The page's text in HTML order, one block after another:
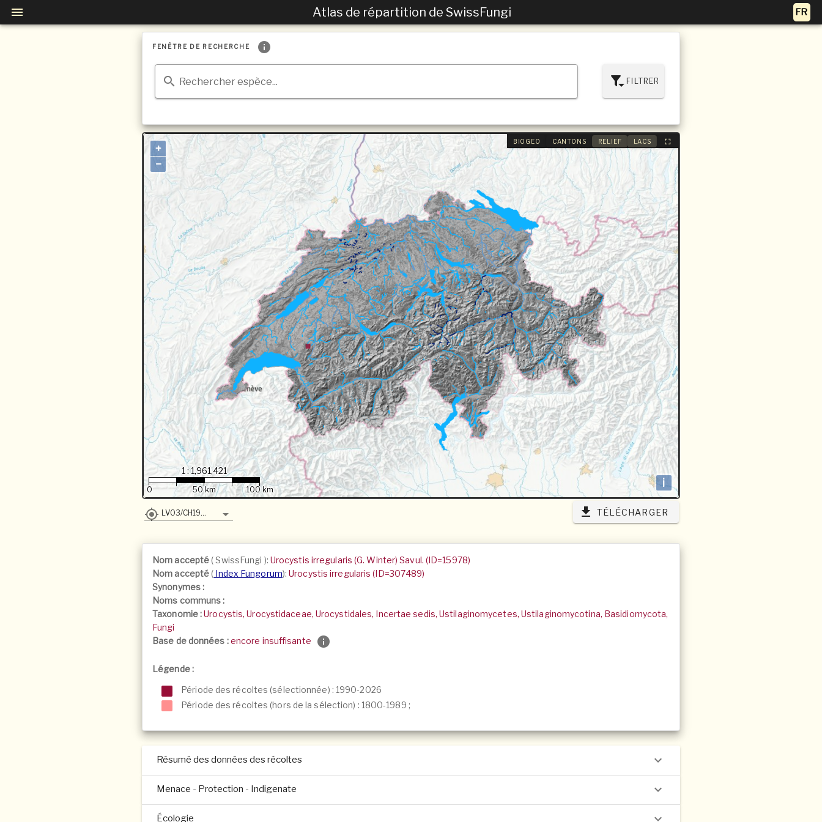
Atlas de répartition de SwissFungi
FENÊTRE DE RECHERCHE
Rechercher espèce... FILTRER
BIOGEO CANTONS RELIEF LACS
+
−
i
1 : 1,961,421
0 50 km 100 km
LV03/CH1903 TÉLÉCHARGER
Nom accepté(SwissFungi ): Urocystis irregularis (G. Winter) Savul. (ID=15978)
Nom accepté( Index Fungorum):Urocystis irregularis (ID=307489)
Synonymes :
Noms communs :
Taxonomie :Urocystis, Urocystidaceae, Urocystidales, Incertae sedis, Ustilaginomycetes, Ustilaginomycotina, Basidiomycota,
Fungi
Base de données :encore insuffisante
Légende :
Période des récoltes (sélectionnée) : 1990-2026
Période des récoltes (hors de la sélection) : 1800-1989 ;
Résumé des données des récoltes
Menace - Protection - Indigenate
Écologie